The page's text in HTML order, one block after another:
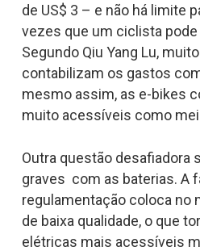
de US$ 3 – e não há limite
vezes que um ciclista pode
Segundo Qiu Yang Lu,
contabilizam os gastos
mesmo assim, as e-bikes
muito acessíveis como
Outra questão desafiadora
graves com as baterias. A
regulamentação coloca no
de baixa qualidade, o que
elétricas mais acessíveis